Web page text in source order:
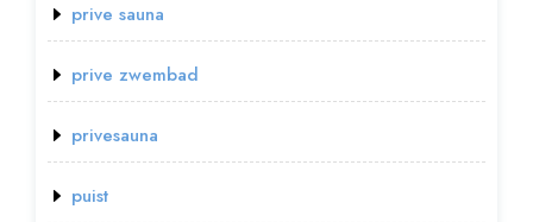
prive sauna
prive zwembad
privesauna
puist